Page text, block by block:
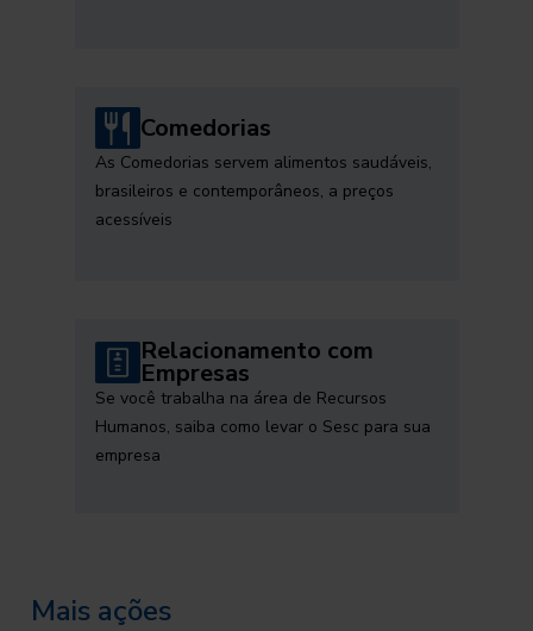
Comedorias
As Comedorias servem alimentos saudáveis,
brasileiros e contemporâneos, a preços
acessíveis
Relacionamento com
Empresas
Se você trabalha na área de Recursos
Humanos, saiba como levar o Sesc para sua
empresa
Mais ações